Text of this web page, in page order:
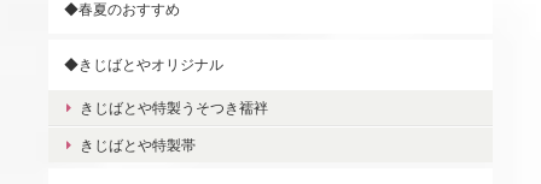
◆春夏のおすすめ
◆きじばとやオリジナル
きじばとや特製うそつき襦袢
きじばとや特製帯